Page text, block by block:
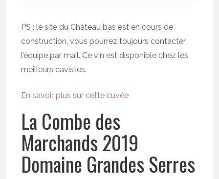
PS : le site du Château bas est en cours de
construction, vous pourrez toujours contacter
l’équipe par mail. Ce vin est disponible chez les
meilleurs cavistes.
En savoir plus sur cette cuvée
La Combe des
Marchands 2019
Domaine Grandes Serres